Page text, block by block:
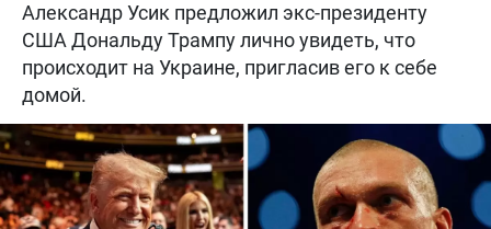
Александр Усик предложил экс-президенту
США Дональду Трампу лично увидеть, что
происходит на Украине, пригласив его к себе
домой.